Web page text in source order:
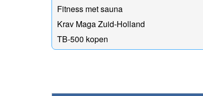
Fitness met sauna
Krav Maga Zuid-Holland
TB-500 kopen